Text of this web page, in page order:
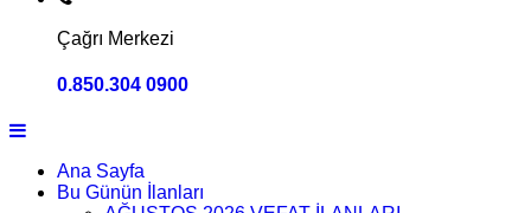
Çağrı Merkezi
0.850.304 0900
Ana Sayfa
Bu Günün İlanları